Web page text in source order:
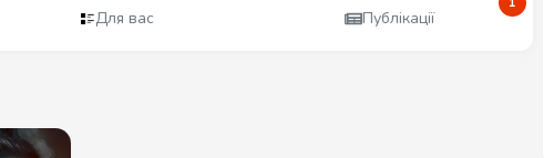
Для вас Публікації